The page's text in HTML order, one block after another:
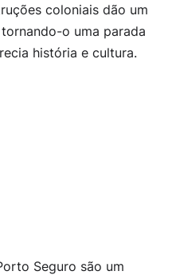
coloniais dão um
o uma parada
história e cultura.
Seguro são um